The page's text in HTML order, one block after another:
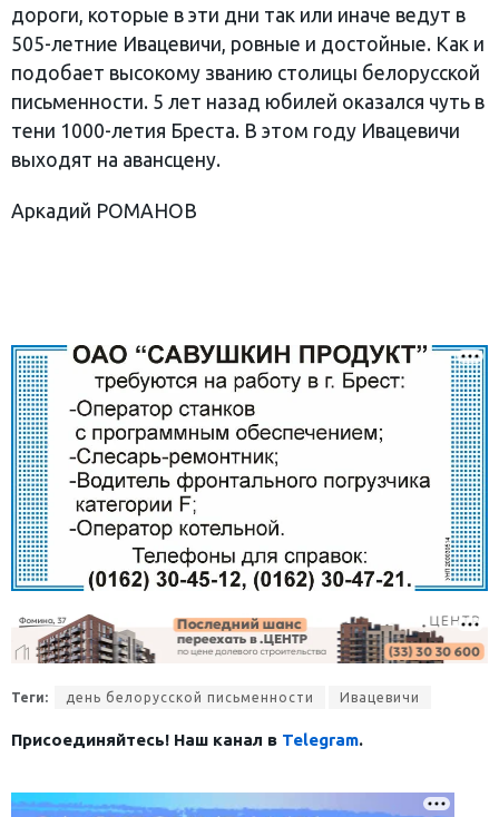
дороги, которые в эти дни так или иначе ведут в
505-летние Ивацевичи, ровные и достойные. Как и
подобает высокому званию столицы белорусской
письменности. 5 лет назад юбилей оказался чуть в
тени 1000-летия Бреста. В этом году Ивацевичи
выходят на авансцену.
Аркадий РОМАНОВ
Теги: день белорусской письменности Ивацевичи
Присоединяйтесь! Наш канал в Telegram.